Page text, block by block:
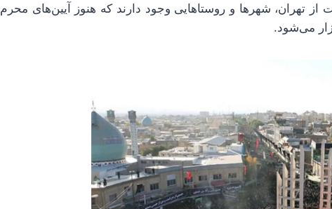
از تهران، شهرها و روستاهایی وجود دارند که هنوز آیین‌های محرم
می‌شود.